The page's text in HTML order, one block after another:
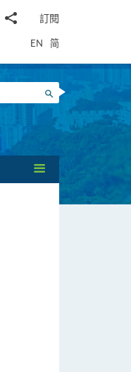
郵WhatsApp
微
信
面
書Twitter
LinkedIn
微
訂閱
EN 简
搜尋